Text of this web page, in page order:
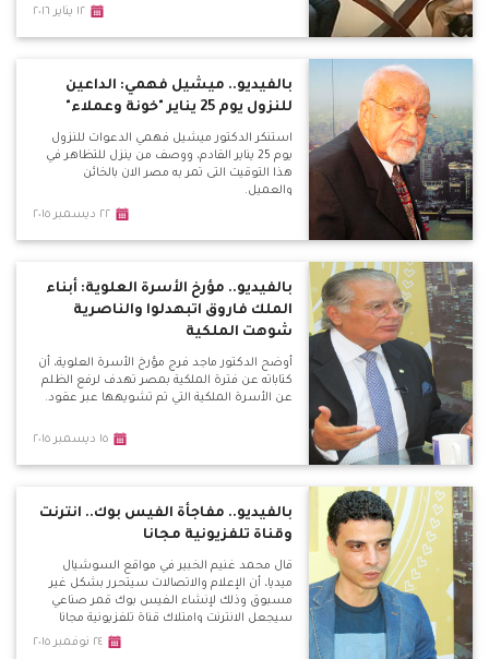
القفز علي هذا الكم الهائل من التراكمات في فترة
ومستنير.
١٢ يناير ٢٠١٦
بالفيديو.. ميشيل فهمي: الداعين
للنزول يوم 25 يناير "خونة وعملاء"
استنكر الدكتور ميشيل فهمي الدعوات للنزول
يوم 25 يناير القادم، ووصف من ينزل للتظاهر في
هذا التوقيت التى تمر به مصر الان بالخائن
والعميل.
٢٢ ديسمبر ٢٠١٥
بالفيديو.. مؤرخ الأسرة العلوية: أبناء
الملك فاروق اتبهدلوا والناصرية
شوهت الملكية
أوضح الدكتور ماجد فرج مؤرخ الأسرة العلوية، أن
كتاباته عن فترة الملكية بمصر تهدف لرفع الظلم
عن الأسرة الملكية التي تم تشويهها عبر عقود.
١٥ ديسمبر ٢٠١٥
بالفيديو.. مفاجأة الفيس بوك.. انترنت
وقناة تلفزيونية مجانا
قال محمد غنيم الخبير في مواقع السوشيال
ميديا، أن الإعلام والاتصالات سيتحرر بشكل غير
مسبوق وذلك لإنشاء الـفيس بوك قمر صناعي
سيجعل الانترنت وامتلاك قناة تلفزيونية مجانا
٢٤ نوفمبر ٢٠١٥